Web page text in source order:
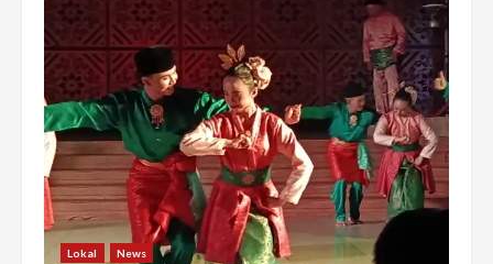
Lokal News